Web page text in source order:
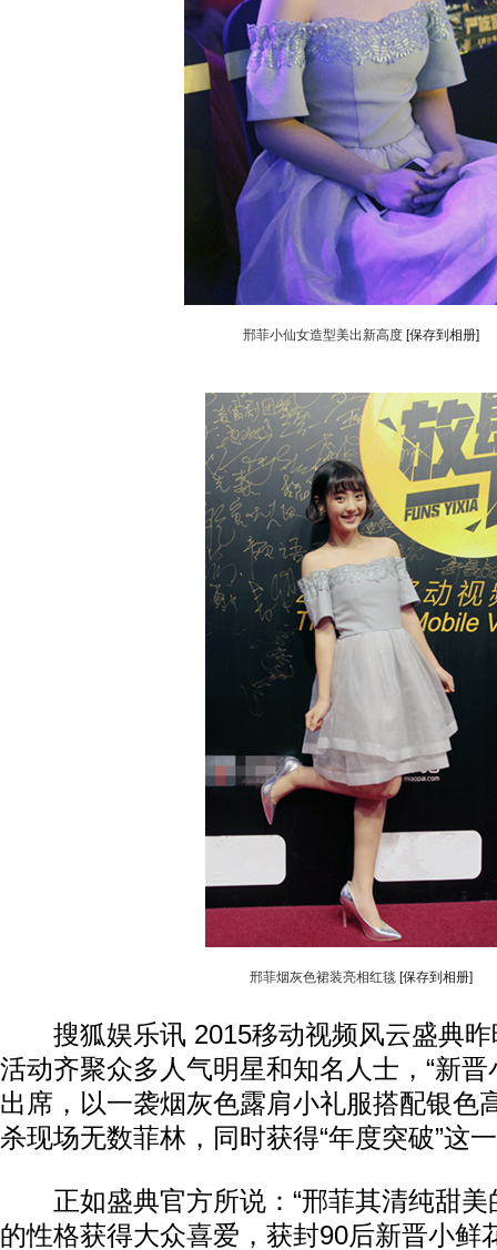
邢菲小仙女造型美出新高度 [保存到相册]
邢菲烟灰色裙装亮相红毯 [保存到相册]
搜狐娱乐讯 2015移动视频风云盛典昨
活动齐聚众多人气明星和知名人士，“新晋
出席，以一袭烟灰色露肩小礼服搭配银色
杀现场无数菲林，同时获得“年度突破”这
正如盛典官方所说：“邢菲其清纯甜美
的性格获得大众喜爱，获封90后新晋小鲜